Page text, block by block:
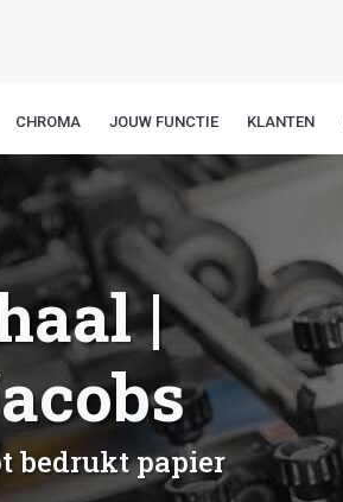
CHROMA JOUW FUNCTIE KLANTEN
|
bedrukt papier